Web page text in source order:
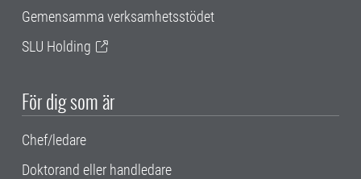
Gemensamma verksamhetsstödet
SLU Holding
För dig som är
Chef/ledare
Doktorand eller handledare